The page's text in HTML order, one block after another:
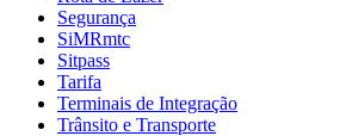
Segurança
SiMRmtc
Sitpass
Tarifa
Terminais de Integração
Trânsito e Transporte